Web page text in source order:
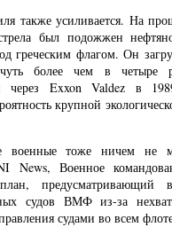
также усиливается. На
был подожжен
греческим флагом. Он
более чем в четыре
через Exxon Valdez в
крупной
военные тоже ничем не
News, Военное
план,
судов ВМФ из-за
судами во всем